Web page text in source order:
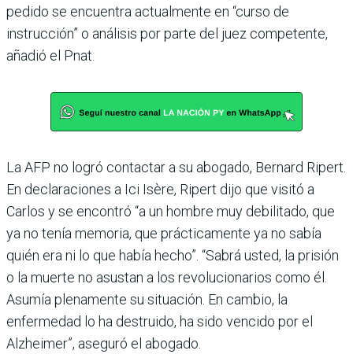
pedido se encuentra actualmente en “curso de
instrucción” o análisis por parte del juez competente,
añadió el Pnat.
La AFP no logró contactar a su abogado, Bernard Ripert.
En declaraciones a Ici Isère, Ripert dijo que visitó a
Carlos y se encontró “a un hombre muy debilitado, que
ya no tenía memoria, que prácticamente ya no sabía
quién era ni lo que había hecho”. “Sabrá usted, la prisión
o la muerte no asustan a los revolucionarios como él.
Asumía plenamente su situación. En cambio, la
enfermedad lo ha destruido, ha sido vencido por el
Alzheimer”, aseguró el abogado.